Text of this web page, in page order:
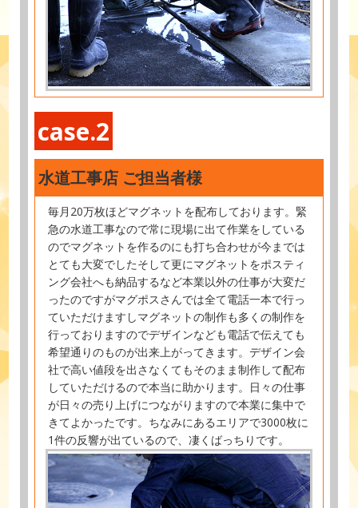
case.2
水道工事店 ご担当者様
毎月20万枚ほどマグネットを配布しております。緊
急の水道工事なので常に現場に出て作業をしている
のでマグネットを作るのにも打ち合わせが今までは
とても大変でしたそして更にマグネットをポスティ
ング会社へも納品するなど本業以外の仕事が大変だ
ったのですがマグポスさんでは全て電話一本で行っ
ていただけますしマグネットの制作も多くの制作を
行っておりますのでデザインなども電話で伝えても
希望通りのものが出来上がってきます。デザイン会
社で高い値段を出さなくてもそのまま制作して配布
していただけるので本当に助かります。日々の仕事
が日々の売り上げにつながりますので本業に集中で
きてよかったです。ちなみにあるエリアで3000枚に
1件の反響が出ているので、凄くばっちりです。